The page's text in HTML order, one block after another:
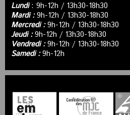
Lundi: 9h-12h / 13h30-18h30
Mardi :9h-12h / 13h30-18h30
Mercredi :9h-12h / 13h30-18h30
Jeudi :9h-12h / 13h30-18h30
Vendredi :9h-12h / 13h30-18h30
Samedi :9h-12h